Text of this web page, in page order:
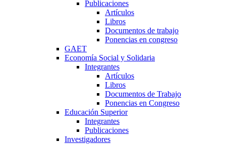
Publicaciones
Artículos
Libros
Documentos de trabajo
Ponencias en congreso
GAET
Economía Social y Solidaria
Integrantes
Artículos
Libros
Documentos de Trabajo
Ponencias en Congreso
Educación Superior
Integrantes
Publicaciones
Investigadores